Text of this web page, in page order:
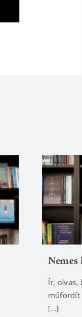
Ír, olvas,
műfordít
[...]